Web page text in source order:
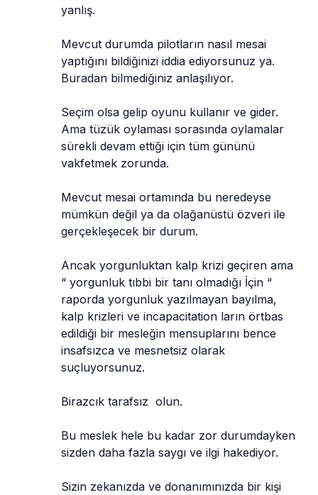
yanlış.
Mevcut durumda pilotların nasıl mesai
yaptığını bildiğinizi iddia ediyorsunuz ya.
Buradan bilmediğiniz anlaşılıyor.
Seçim olsa gelip oyunu kullanır ve gider.
Ama tüzük oylaması sorasında oylamalar
sürekli devam ettiği için tüm gününü
vakfetmek zorunda.
Mevcut mesai ortamında bu neredeyse
mümkün değil ya da olağanüstü özveri ile
gerçekleşecek bir durum.
Ancak yorgunluktan kalp krizi geçiren ama
“ yorgunluk tıbbi bir tanı olmadığı İçin “
raporda yorgunluk yazılmayan bayılma,
kalp krizleri ve incapacitation ların örtbas
edildiği bir mesleğin mensuplarını bence
insafsızca ve mesnetsiz olarak
suçluyorsunuz.
Birazcık tarafsız  olun.
Bu meslek hele bu kadar zor durumdayken
sizden daha fazla saygı ve ilgi hakediyor.
Sizin zekanızda ve donanımınızda bir kişi